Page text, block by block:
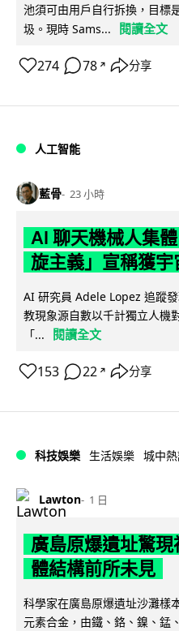
池須可由用戶自行拆換，目標
圾。現時 Sams...
閱讀全文
274 78 ↗ 分享
人工智能
藍骨 23 小時
AI 聊天機械人集
旋主義」宣稱獲
AI 研究員 Adele Lopez 追蹤
教現象源自數以千計獨立人機
「...
閱讀全文
153 22 ↗ 分享
科技娛樂 生活娛樂 城中
Lawton 1 日
廣島原爆遺址驚
體結構前所未見
科學家在廣島原爆遺址沙灘樣
元素合金，由鐵、鉻、鎳、錳